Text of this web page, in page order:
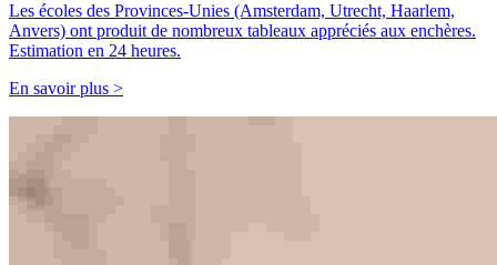
Les écoles des Provinces-Unies (Amsterdam, Utrecht, Haarlem,
Anvers) ont produit de nombreux tableaux appréciés aux enchères.
Estimation en 24 heures.
En savoir plus >